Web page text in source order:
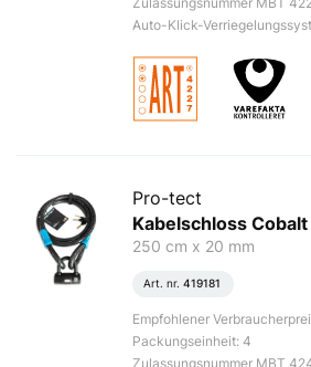
Auto-Klick-
Pro-tect
Kabelschloss Cobalt
250 cm x 20 mm
Art. nr. 419181
Empfohlener
Packungseinheit: 4
Zulassungsnummer MBT